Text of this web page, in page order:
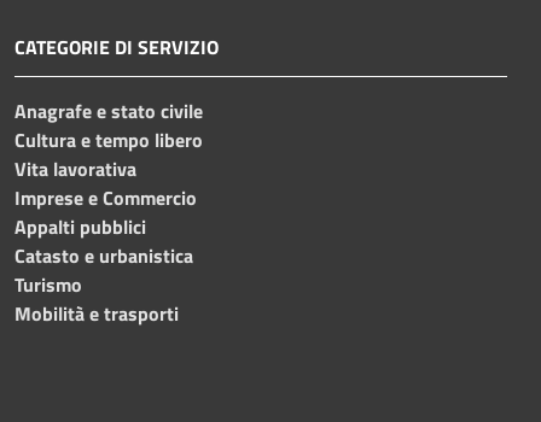
CATEGORIE DI SERVIZIO
Anagrafe e stato civile
Cultura e tempo libero
Vita lavorativa
Imprese e Commercio
Appalti pubblici
Catasto e urbanistica
Turismo
Mobilità e trasporti